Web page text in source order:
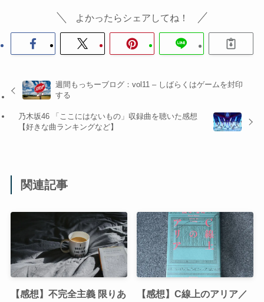
よかったらシェアしてね！
週間もっちーブログ：vol11 – しばらくはゲームを封印
する
乃木坂46 「ここにはないもの」収録曲を聴いた感想
【好きな曲ランキングなど】
関連記事
【感想】不完全主義 限りあ
【感想】C線上のアリア／